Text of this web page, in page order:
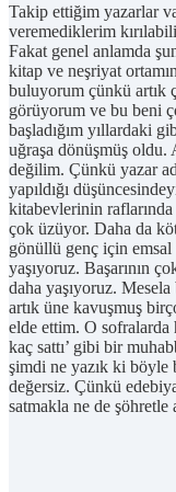
Takip ettiğim yazarlar
veremediklerim
Fakat genel anlamda
kitap ve neşriyat
buluyorum çünkü artık
görüyorum ve bu beni
başladığım yıllardaki
uğraşa dönüşmüş oldu.
değilim. Çünkü yazar
yapıldığı
kitabevlerinin raflarında
çok üzüyor. Daha da
gönüllü genç için
yaşıyoruz. Başarının
daha yaşıyoruz. Mesela
artık üne kavuşmuş
elde ettim. O sofralarda
kaç sattı’ gibi bir
şimdi ne yazık ki
değersiz. Çünkü
satmakla ne de şöhretle